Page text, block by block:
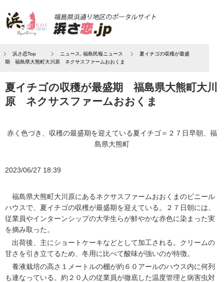
浜さ恋Top ニュース 福島民報ニュース
夏イチゴの収穫が最盛
期 福島県大熊町大川原 ネクサスファームおおくま
夏イチゴの収穫が最盛期 福島県大熊町大川
原 ネクサスファームおおくま
赤く色づき、収穫の最盛期を迎えている夏イチゴ＝２７日早朝、福
島県大熊町
2023/06/27 18:39
福島県大熊町大川原にあるネクサスファームおおくまのビニール
ハウスで、夏イチゴの収穫が最盛期を迎えている。２７日朝には、
従業員やインターンシップの大学生らが鮮やかな赤色に染まった実
を摘み取った。
出荷後、主にショートケーキなどとして加工される。クリームの
甘さを引き立てるため、冬用に比べて酸味が強いのが特徴。
養液栽培の高さ１メートルの棚が約６０アールのハウス内に何列
も連なっている。約２０人の従業員が徹底した温度管理と病害虫対